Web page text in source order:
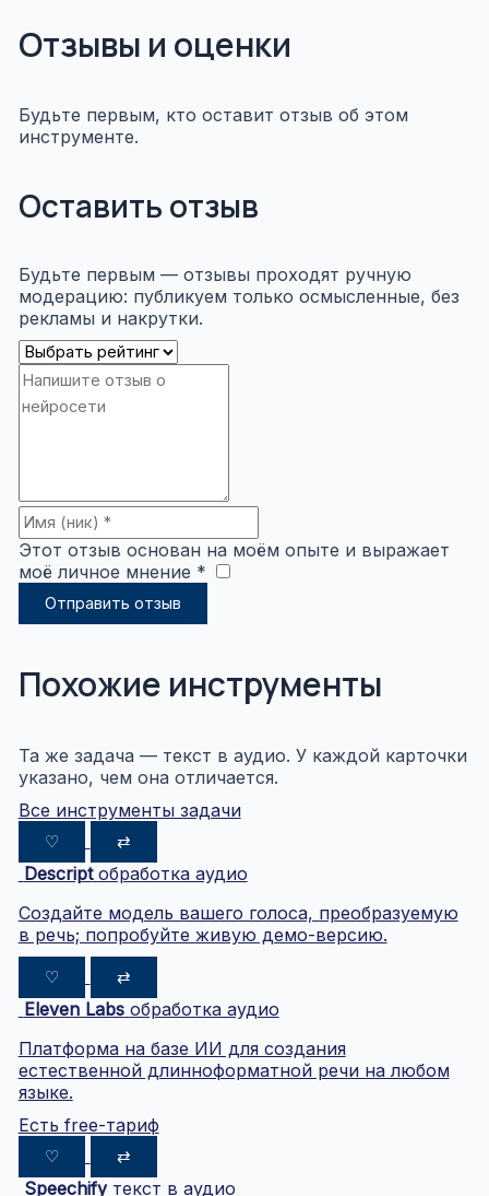
Отзывы и оценки
Будьте первым, кто оставит отзыв об этом
инструменте.
Оставить отзыв
Будьте первым — отзывы проходят ручную
модерацию: публикуем только осмысленные, без
рекламы и накрутки.
Этот отзыв основан на моём опыте и выражает
моё личное мнение *
Отправить отзыв
Похожие инструменты
Та же задача — текст в аудио. У каждой карточки
указано, чем она отличается.
Все инструменты задачи
♡ ⇄
Descript обработка аудио
Создайте модель вашего голоса, преобразуемую
в речь; попробуйте живую демо-версию.
♡ ⇄
Eleven Labs обработка аудио
Платформа на базе ИИ для создания
естественной длинноформатной речи на любом
языке.
Есть free-тариф
♡ ⇄
Speechify текст в аудио